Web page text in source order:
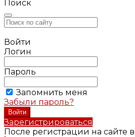
Поиск
Войти
Логин
Пароль
Запомнить меня
Забыли пароль?
Зарегистрироваться
После регистрации на сайте